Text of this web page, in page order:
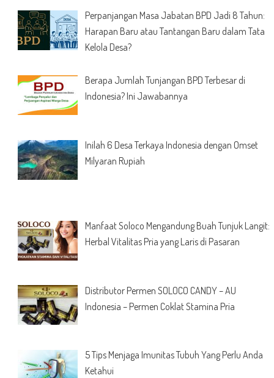
Perpanjangan Masa Jabatan BPD Jadi 8 Tahun:
Harapan Baru atau Tantangan Baru dalam Tata
Kelola Desa?
Berapa Jumlah Tunjangan BPD Terbesar di
Indonesia? Ini Jawabannya
Inilah 6 Desa Terkaya Indonesia dengan Omset
Milyaran Rupiah
Manfaat Soloco Mengandung Buah Tunjuk Langit:
Herbal Vitalitas Pria yang Laris di Pasaran
Distributor Permen SOLOCO CANDY – AU
Indonesia – Permen Coklat Stamina Pria
5 Tips Menjaga Imunitas Tubuh Yang Perlu Anda
Ketahui